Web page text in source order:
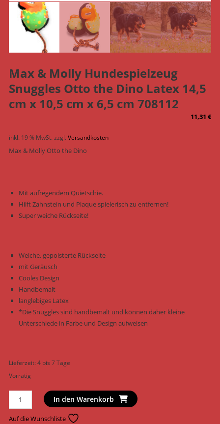
Max & Molly Hundespielzeug
Snuggles Otto the Dino Latex 14,5
cm x 10,5 cm x 6,5 cm 708112
11,31€
inkl. 19 % MwSt. zzgl. Versandkosten
Max & Molly Otto the Dino
Mit aufregendem Quietschie.
Hilft Zahnstein und Plaque spielerisch zu entfernen!
Super weiche Rückseite!
Weiche, gepolsterte Rückseite
mit Geräusch
Cooles Design
Handbemalt
langlebiges Latex
*Die Snuggles sind handbemalt und können daher kleine
Unterschiede in Farbe und Design aufweisen
Lieferzeit:4 bis 7 Tage
Vorrätig
Max
&
Molly
In den Warenkorb
Auf die Wunschliste